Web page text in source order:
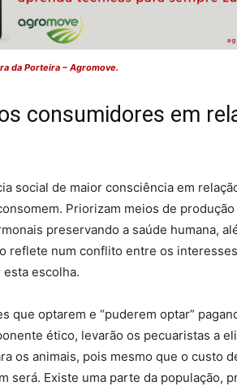
da Porteira – Agromove.
consumidores em
social de maior consciência em
Priorizam meios de
preservando a saúde humana,
reflete num conflito entre os
escolha.
que optarem e “puderem optar”
ético, levarão os pecuaristas a
os animais, pois mesmo que o custo
será. Existe uma parte da população,